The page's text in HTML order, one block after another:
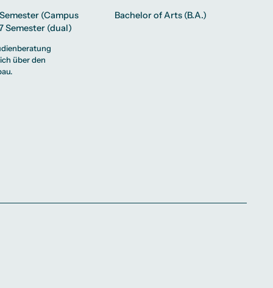
(Campus
Semester (dual)
über den
Bachelor of Arts (B.A.)